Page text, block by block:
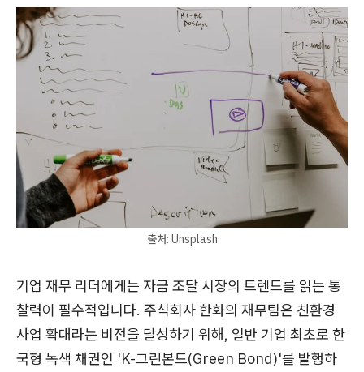
출처: Unsplash
기업 재무 리더에게는 자금 조달 시장의 트렌드를 읽는 통
찰력이 필수적입니다. 주식회사 한화의 재무팀은 친환경
사업 확대라는 비전을 달성하기 위해, 일반 기업 최초로 한
국형 녹색 채권인 'K-그린본드(Green Bond)'를 발행하